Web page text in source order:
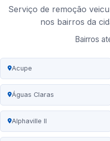
Serviço de remoção
nos bairros da
Bairros
Acupe
Águas Claras
Alphaville II